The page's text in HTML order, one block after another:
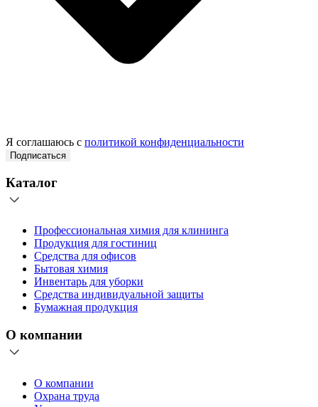
Я соглашаюсь с политикой конфиденциальности
Подписаться
Каталог
Профессиональная химия для клининга
Продукция для гостиниц
Средства для офисов
Бытовая химия
Инвентарь для уборки
Средства индивидуальной защиты
Бумажная продукция
О компании
О компании
Охрана труда